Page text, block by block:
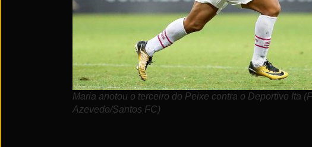
Maria anotou o terceiro do Peixe contra o Deportivo Ita
Azevedo/Santos FC)